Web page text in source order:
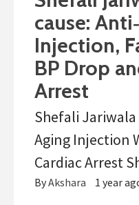
cause:
Injection,
BP Drop
Arrest
Shefali Jariwala
Aging Injection
Cardiac Arrest
ByAkshara 1 year